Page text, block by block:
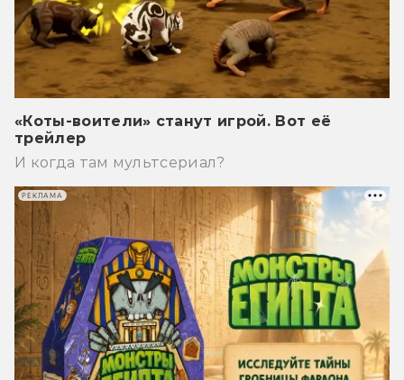
«Коты-воители» станут игрой. Вот её
трейлер
И когда там мультсериал?
РЕКЛАМА